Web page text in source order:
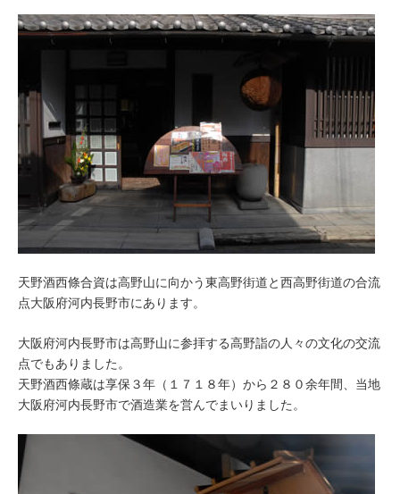
天野酒西條合資は高野山に向かう東高野街道と西高野街道の合流
点大阪府河内長野市にあります。
大阪府河内長野市は高野山に参拝する高野詣の人々の文化の交流
点でもありました。
天野酒西條蔵は享保３年（１７１８年）から２８０余年間、当地
大阪府河内長野市で酒造業を営んでまいりました。